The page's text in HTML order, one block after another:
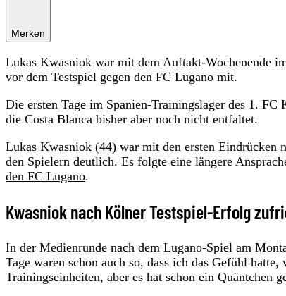
Merken
Lukas Kwasniok war mit dem Auftakt-Wochenende
vor dem Testspiel gegen den FC Lugano mit.
Die ersten Tage im Spanien-Trainingslager des 1.
die Costa Blanca bisher aber noch nicht entfaltet.
Lukas Kwasniok (44) war mit den ersten Eindrücken
den Spielern deutlich. Es folgte eine längere
den FC Lugano.
Kwasniok nach Kölner Testspiel-Erfolg
In der Medienrunde nach dem Lugano-Spiel am
Tage waren schon auch so, dass ich das Gefühl
Trainingseinheiten, aber es hat schon ein Quäntchen